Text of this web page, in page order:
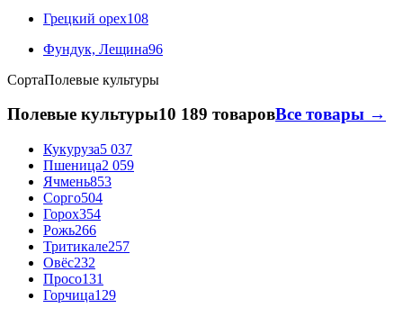
Грецкий орех108
Фундук, Лещина96
СортаПолевые культуры
Полевые культуры10 189 товаровВсе товары →
Кукуруза5 037
Пшеница2 059
Ячмень853
Сорго504
Горох354
Рожь266
Тритикале257
Овёс232
Просо131
Горчица129